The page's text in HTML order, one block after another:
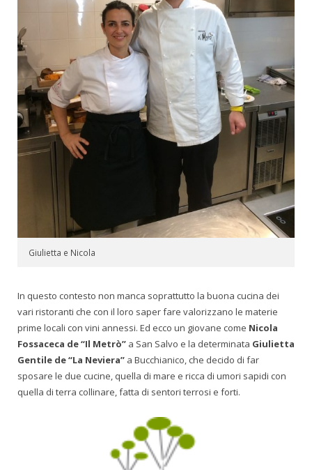
Giulietta e Nicola
In questo contesto non manca soprattutto la buona cucina dei
vari ristoranti che con il loro saper fare valorizzano le materie
prime locali con vini annessi. Ed ecco un giovane come Nicola
Fossaceca de “Il Metrò” a San Salvo e la determinata Giulietta
Gentile de “La Neviera” a Bucchianico, che decido di far
sposare le due cucine, quella di mare e ricca di umori sapidi con
quella di terra collinare, fatta di sentori terrosi e forti.